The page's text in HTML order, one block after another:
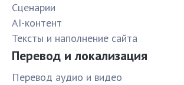
Сценарии
AI-контент
Тексты и наполнение сайта
Перевод и локализация
Перевод аудио и видео